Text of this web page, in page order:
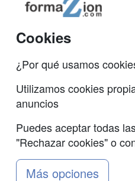
Grupo formazion:
Cookies
¿Por qué usamos
Utilizamos cookies
anuncios
Puedes aceptar todas
"Rechazar cookies" o
Más opciones